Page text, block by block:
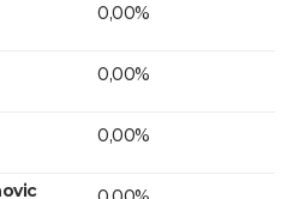
0,00%
0,00%
0,00%